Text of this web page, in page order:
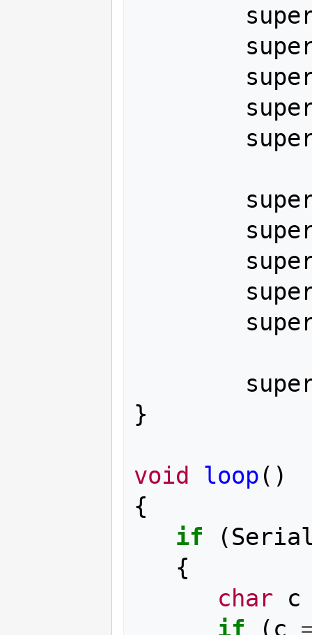
}
void loop ()
{
if
(
{
char c
if
( c